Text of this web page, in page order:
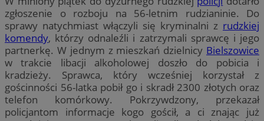
zgłoszenie o rozboju na 56-letnim rudzianinie. Do
sprawy natychmiast włączyli się kryminalni z rudzkiej
komendy, którzy odnaleźli i zatrzymali sprawcę i jego
partnerkę. W jednym z mieszkań dzielnicy Bielszowice
w trakcie libacji alkoholowej doszło do pobicia i
kradzieży. Sprawca, który wcześniej korzystał z
gościnności 56-latka pobił go i skradł 2300 złotych oraz
telefon komórkowy. Pokrzywdzony, przekazał
policjantom informacje kogo gościł, a ci znając już